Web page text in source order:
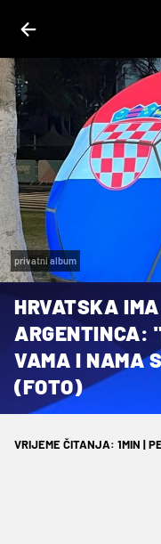
privatni album
HRVATSKA
ARGENTINCA:
VAMA I NAMA
(FOTO)
VRIJEME ČITANJA: 1MIN |